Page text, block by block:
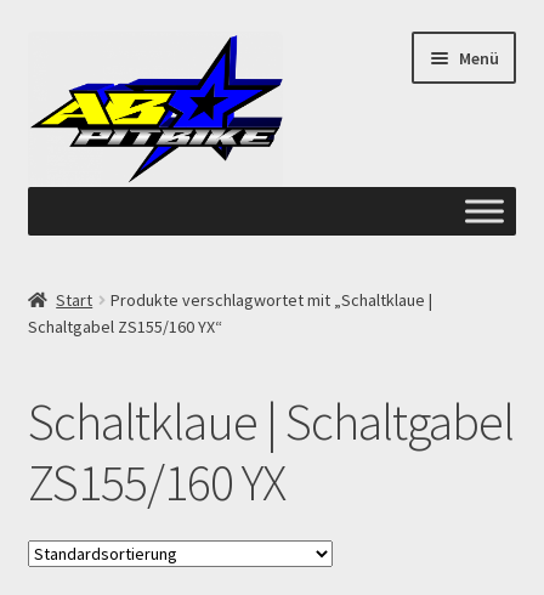
springen
springen
Menü
ANGEBOTE AB-PITBIKE
Datenschutzerklärung
Start
Produkte verschlagwortet mit „Schaltklaue |
Schaltgabel ZS155/160 YX“
Schaltklaue | Schaltgabel
ZS155/160 YX